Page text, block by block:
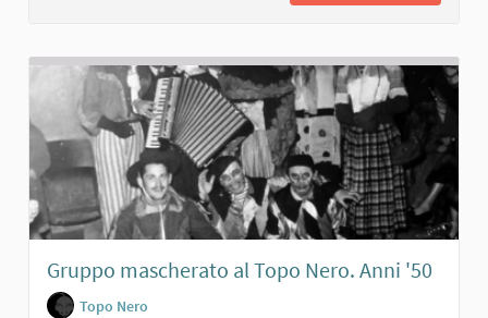
Gruppo mascherato al Topo Nero. Anni '50
Topo Nero